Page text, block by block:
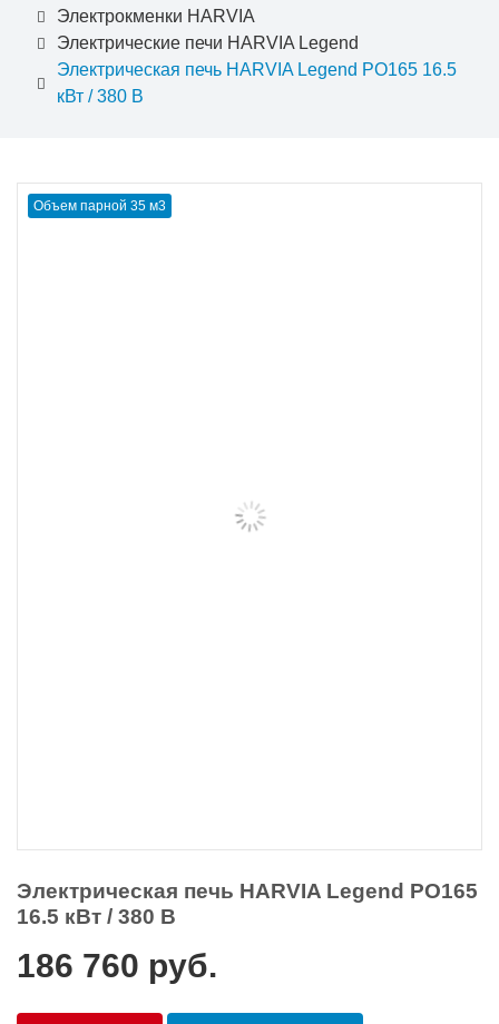
Электрокменки HARVIA
Электрические печи HARVIA Legend
Электрическая печь HARVIA Legend PO165 16.5
кВт / 380 В
Объем парной 35 м3
Электрическая печь HARVIA Legend PO165
16.5 кВт / 380 В
186 760 руб.